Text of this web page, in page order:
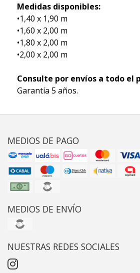
Medidas disponibles:
•1,40 x 1,90 m
•1,60 x 2,00 m
•1,80 x 2,00 m
•2,00 x 2,00 m
Consulte por envíos a todo el
Garantía 5 años.
MEDIOS DE PAGO
MEDIOS DE ENVÍO
NUESTRAS REDES SOCIALES